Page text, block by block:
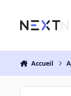
Accueil